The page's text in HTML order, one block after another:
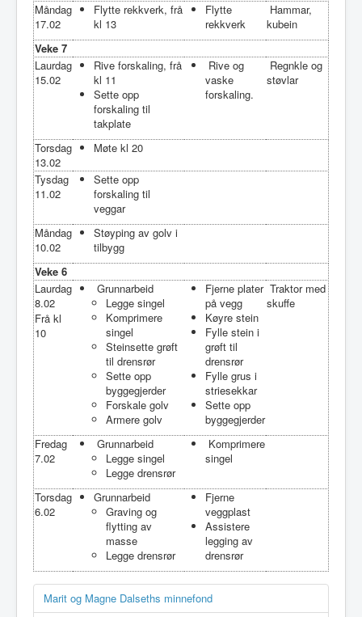
Måndag
17.02
Flytte rekkverk, frå
kl 13
Flytte
rekkverk
Hammar,
kubein
Veke 7
Laurdag
15.02
Rive forskaling, frå
kl 11
Sette opp
forskaling til
takplate
Rive og
vaske
forskaling.
Regnkle og
støvlar
Torsdag
13.02
Møte kl 20
Tysdag
11.02
Sette opp
forskaling til
veggar
Måndag
10.02
Støyping av golv i
tilbygg
Veke 6
Laurdag
8.02
Frå kl
10
Grunnarbeid
Legge singel
Komprimere
singel
Steinsette grøft
til drensrør
Sette opp
byggegjerder
Forskale golv
Armere golv
Fjerne plater
på vegg
Køyre stein
Fylle stein i
grøft til
drensrør
Fylle grus i
striesekkar
Sette opp
byggegjerder
Traktor med
skuffe
Fredag
7.02
Grunnarbeid
Legge singel
Legge drensrør
Komprimere
singel
Torsdag
6.02
Grunnarbeid
Graving og
flytting av
masse
Legge drensrør
Fjerne
veggplast
Assistere
legging av
drensrør
Marit og Magne Dalseths minnefond